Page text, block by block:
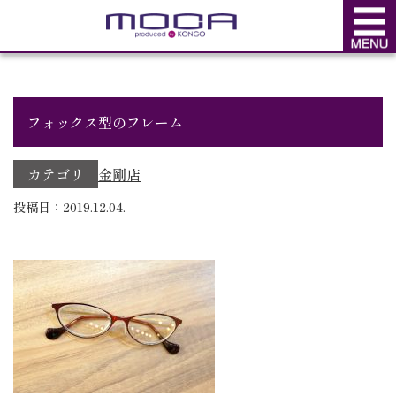
BLOG
フォックス型のフレーム
カテゴリ 金剛店
投稿日：2019.12.04.